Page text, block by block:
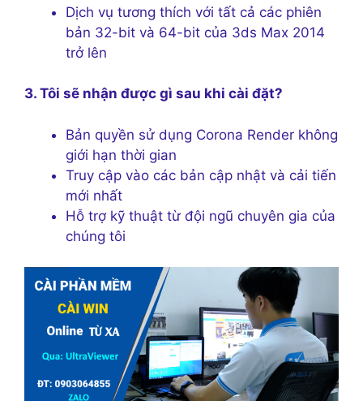
Dịch vụ tương thích với tất cả các phiên
bản 32-bit và 64-bit của 3ds Max 2014
trở lên
3. Tôi sẽ nhận được gì sau khi cài đặt?
Bản quyền sử dụng Corona Render không
giới hạn thời gian
Truy cập vào các bản cập nhật và cải tiến
mới nhất
Hỗ trợ kỹ thuật từ đội ngũ chuyên gia của
chúng tôi